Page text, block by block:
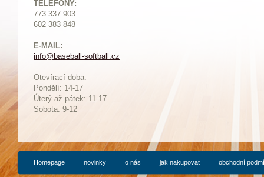
TELEFONY:
773 337 903
602 383 848
E-MAIL:
info@baseball-softball.cz
Otevírací doba:
Pondělí: 14-17
Úterý až pátek: 11-17
Sobota: 9-12
Homepage novinky o nás jak nakupovat obchodní